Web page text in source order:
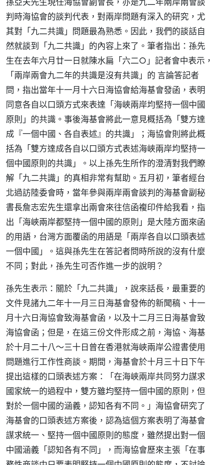
判時海協會的談判代表，對兩岸問題有深入的研究，尤
其對「九二共識」問題最為熟悉。因此，我們的談話自
然就談到「九二共識」的內容上來了。筆者指出：孫先
生在去年六月廿一日就陳水扁「六二○」記者會中表示，
「兩岸兩會九二年的共識是沒有共識」的 言論答記者
問，指出當年十一月十六日海協會給海基會發函，表明
同意各自以口頭方式來表達「海峽兩岸均堅持一個中國
原則」的共識。事後海基會將此一意見概括為「雙方達
成『一個中國、各自表述』的共識」；海協會則將此概
括為「雙方達成各自以口頭方式表述海峽兩岸均堅持一
個中國原則的共識」。以上孫先生所作的澄清對我們瞭
解「九二共識」的真相非常有幫助。五月初，筆者經台
北過訪陸委會時，當年參與兩岸兩會談判的海基會副秘
書長詹志宏先生還拿出兩會來往信函複印件給我看，指
出「海峽兩岸都堅持一個中國的原則」是大陸方面來函
的用語，台灣方面覆函的用語是「兩岸各自以口頭表述
一個中國」。這與孫先生在答記者問時所說的沒有什麼
不同；對此，孫先生可否作進一步的說明？
孫先生表示：關於「九二共識」，說來話長，最重要的
文件見諸九二年十一月三日海基會發佈的新聞稿、十一
月十六日海協會致海基會函，以及十二月三日海基會致
海協會函；但是，在這三份文件形成之前，海協、海基
於十月二十八～三十日曾在香港就海峽兩岸公證書使用
問題進行工作性商談。期間，海基會於十月三十日下午
提出這樣的口頭表述方案：「在海峽兩岸共同努力謀求
國家統一的過程中，雙方雖均堅持一個中國的原則，但
對於一個中國的涵義，認知各有不同。」海協會研究了
海基會的口頭表述方案後，認為這個方案表明了海基會
謀求統一、堅持一個中國原則的態度，雖然提出對一個
中國涵義「認知各有不同」，而海協會歷來主張「在事